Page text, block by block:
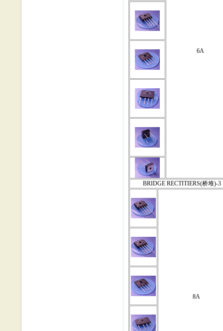
6A
BRIDGE RECTITIERS(桥堆)-3
8A